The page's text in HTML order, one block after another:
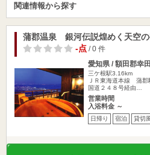
関連情報から探す
蒲郡温泉 銀河伝説煌めく天空
-点/ 0 件
愛知県 / 額田郡幸
三ケ根駅3.16km
ＪＲ東海道本線 蒲郡
国道２４８号経由…
営業時間
入浴料金 ～
日帰り 宿泊 貸切